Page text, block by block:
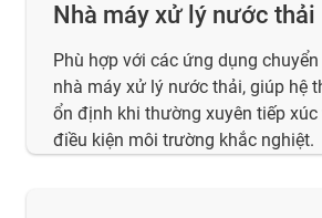
Nhà máy xử lý nước thải
Phù hợp với các ứng dụng
nhà máy xử lý nước thải, giúp hệ
ổn định khi thường xuyên tiếp
điều kiện môi trường khắc nghiệt.